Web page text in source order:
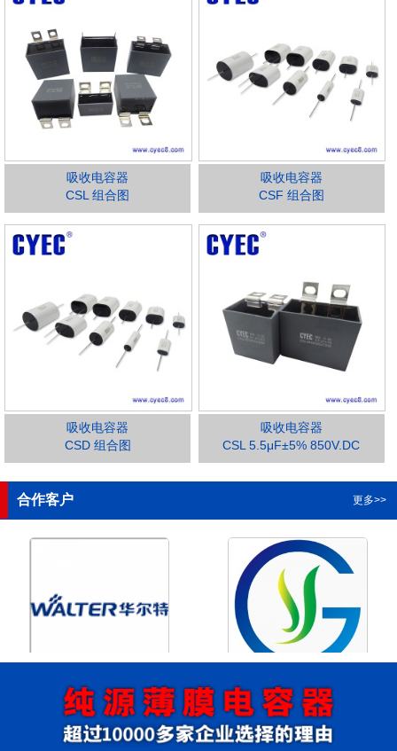
吸收电容器
CSL 组合图
吸收电容器
CSF 组合图
吸收电容器
CSD 组合图
吸收电容器
CSL 5.5μF±5% 850V.DC
合作客户 更多>>
浙江华尔特机电股份有限公
司
浙江格瑶科技股份有限公司